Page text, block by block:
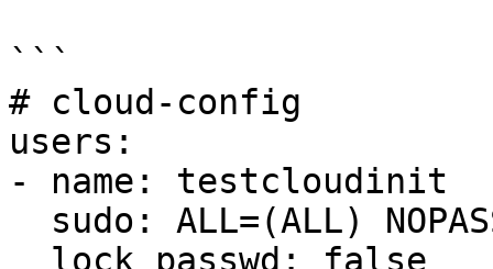
```
# cloud-config
users:
- name: testcloudinit